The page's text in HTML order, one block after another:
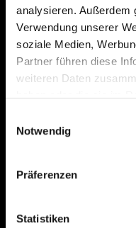
analysieren. Außerdem
Verwendung unserer
soziale Medien,
Partner führen diese
weiteren Daten
Notwendig
Präferenzen
Statistiken
TELEFONNUMMERN
PROBETRAINING
INFOGESPRÄCH
KONTAKTFORMULAR